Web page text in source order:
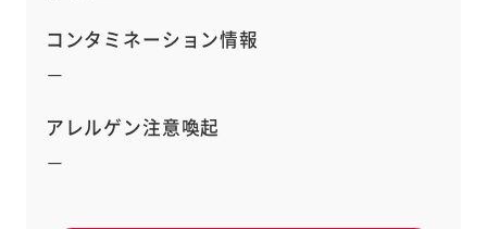
コンタミネーション情報
－
アレルゲン注意喚起
－